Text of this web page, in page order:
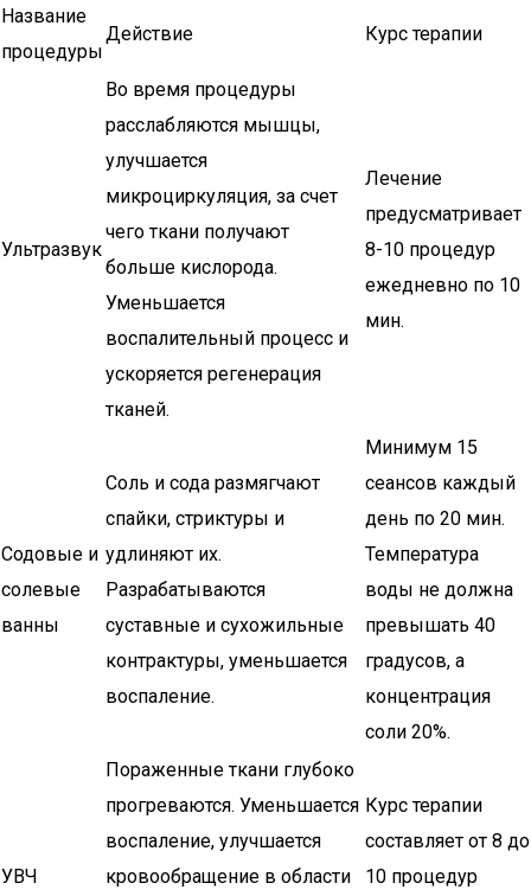
Название
процедуры
Действие Курс терапии
Ультразвук
Во время процедуры
расслабляются мышцы,
улучшается
микроциркуляция, за счет
чего ткани получают
больше кислорода.
Уменьшается
воспалительный процесс и
ускоряется регенерация
тканей.
Лечение
предусматривает
8-10 процедур
ежедневно по 10
мин.
Содовые и
солевые
ванны
Соль и сода размягчают
спайки, стриктуры и
удлиняют их.
Разрабатываются
суставные и сухожильные
контрактуры, уменьшается
воспаление.
Минимум 15
сеансов каждый
день по 20 мин.
Температура
воды не должна
превышать 40
градусов, а
концентрация
соли 20%.
УВЧ
Пораженные ткани глубоко
прогреваются. Уменьшается
воспаление, улучшается
кровообращение в области
Курс терапии
составляет от 8 до
10 процедур